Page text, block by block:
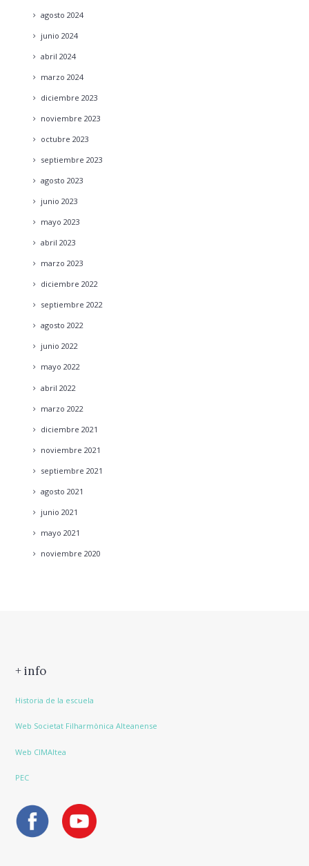
agosto 2024
junio 2024
abril 2024
marzo 2024
diciembre 2023
noviembre 2023
octubre 2023
septiembre 2023
agosto 2023
junio 2023
mayo 2023
abril 2023
marzo 2023
diciembre 2022
septiembre 2022
agosto 2022
junio 2022
mayo 2022
abril 2022
marzo 2022
diciembre 2021
noviembre 2021
septiembre 2021
agosto 2021
junio 2021
mayo 2021
noviembre 2020
+ info
Historia de la escuela
Web Societat Filharmònica Alteanense
Web CIMAltea
PEC